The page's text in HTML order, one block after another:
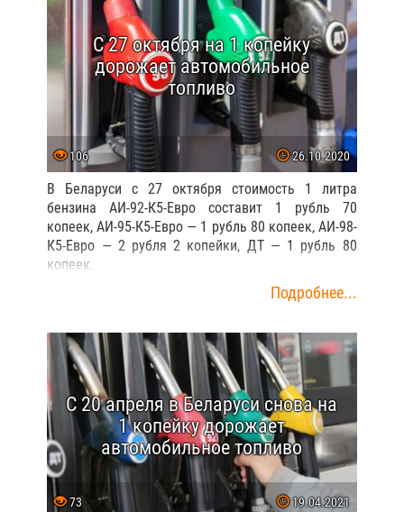
С 27 октября на 1 копейку
дорожает автомобильное
топливо
106 26.10.2020
В Беларуси с 27 октября стоимость 1 литра
бензина АИ-92-К5-Евро составит 1 рубль 70
копеек, АИ-95-К5-Евро — 1 рубль 80 копеек, АИ-98-
К5-Евро — 2 рубля 2 копейки, ДТ — 1 рубль 80
копеек.
Подробнее...
С 20 апреля в Беларуси снова на
1 копейку дорожает
автомобильное топливо
73 19.04.2021